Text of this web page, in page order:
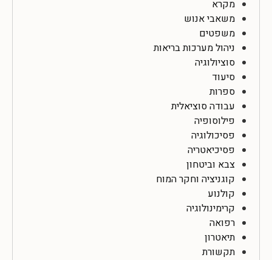
מקרא
משאבי אנוש
משפטים
ניהול מערכות בריאות
סוציולוגיה
סיעוד
ספרות
עבודה סוציאלית
פילוסופיה
פסיכולוגיה
פסיכיאטריה
צבא וביטחון
קוגניציה וחקר המוח
קולנוע
קרימינולוגיה
רפואה
תיאטרון
תקשורת